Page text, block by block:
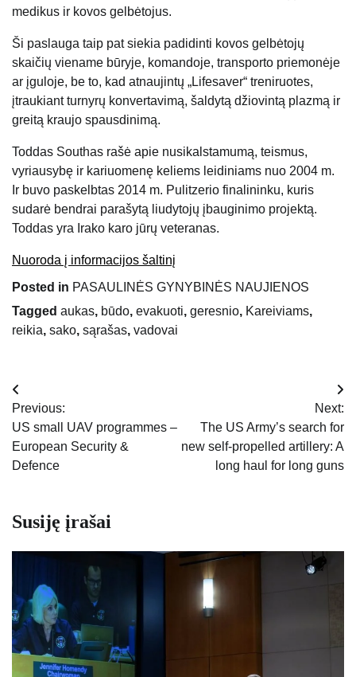
medikus ir kovos gelbėtojus.
Ši paslauga taip pat siekia padidinti kovos gelbėtojų
skaičių viename būryje, komandoje, transporto priemonėje
ar įguloje, be to, kad atnaujintų „Lifesaver“ treniruotes,
įtraukiant turnyrų konvertavimą, šaldytą džiovintą plazmą ir
greitą kraujo spausdinimą.
Toddas Southas rašė apie nusikalstamumą, teismus,
vyriausybę ir kariuomenę keliems leidiniams nuo 2004 m.
Ir buvo paskelbtas 2014 m. Pulitzerio finalininku, kuris
sudarė bendrai parašytą liudytojų įbauginimo projektą.
Toddas yra Irako karo jūrų veteranas.
Nuoroda į informacijos šaltinį
Posted in PASAULINĖS GYNYBINĖS NAUJIENOS
Tagged aukas, būdo, evakuoti, geresnio, Kareiviams,
reikia, sako, sąrašas, vadovai
Navigacija
tarp
įrašų
Previous:
US small UAV programmes –
European Security &
Defence
Next:
The US Army’s search for
new self-propelled artillery: A
long haul for long guns
Susiję įrašai